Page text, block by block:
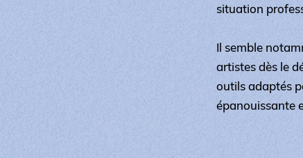
situation
Il semble
artistes dès le
outils adaptés
épanouissante